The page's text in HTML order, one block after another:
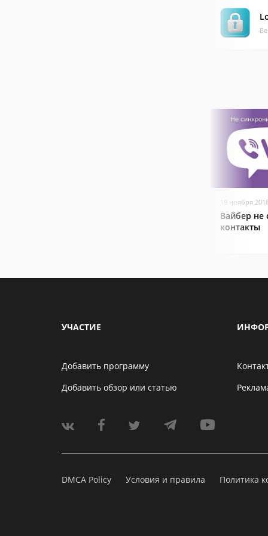
19 ноября
Вайбер не
контакты
УЧАСТИЕ
Добавить программу
Добавить обзор или статью
DMCA Policy Условия и правила Политика